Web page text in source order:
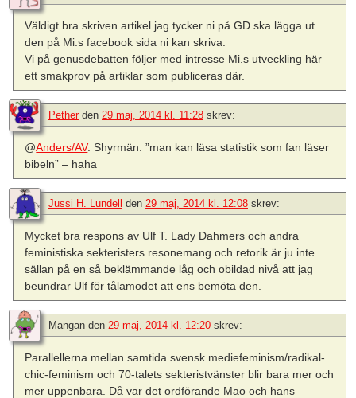
Väldigt bra skriven artikel jag tycker ni på GD ska lägga ut
den på Mi.s facebook sida ni kan skriva.
Vi på genusdebatten följer med intresse Mi.s utveckling här
ett smakprov på artiklar som publiceras där.
Pether den 29 maj, 2014 kl. 11:28 skrev:
@Anders/AV: Shyrmän: ”man kan läsa statistik som fan läser
bibeln” – haha
Jussi H. Lundell den 29 maj, 2014 kl. 12:08 skrev:
Mycket bra respons av Ulf T. Lady Dahmers och andra
feministiska sekteristers resonemang och retorik är ju inte
sällan på en så beklämmande låg och obildad nivå att jag
beundrar Ulf för tålamodet att ens bemöta den.
Mangan den 29 maj, 2014 kl. 12:20 skrev:
Parallellerna mellan samtida svensk mediefeminism/radikal-
chic-feminism och 70-talets sekteristvänster blir bara mer och
mer uppenbara. Då var det ordförande Mao och hans